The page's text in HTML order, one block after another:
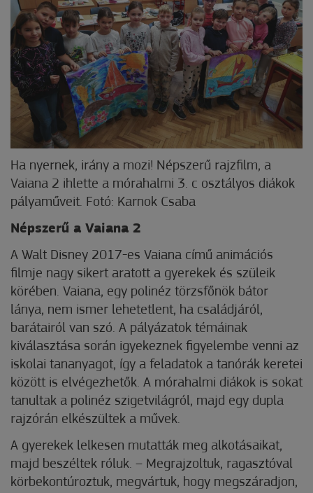
Ha nyernek, irány a mozi! Népszerű rajzfilm, a
Vaiana 2 ihlette a mórahalmi 3. c osztályos diákok
pályaműveit. Fotó: Karnok Csaba
Népszerű a Vaiana 2
A Walt Disney 2017-es Vaiana című animációs
filmje nagy sikert aratott a gyerekek és szüleik
körében. Vaiana, egy polinéz törzsfőnök bátor
lánya, nem ismer lehetetlent, ha családjáról,
barátairól van szó. A pályázatok témáinak
kiválasztása során igyekeznek figyelembe venni az
iskolai tananyagot, így a feladatok a tanórák keretei
között is elvégezhetők. A mórahalmi diákok is sokat
tanultak a polinéz szigetvilágról, majd egy dupla
rajzórán elkészültek a művek.
A gyerekek lelkesen mutatták meg alkotásaikat,
majd beszéltek róluk. – Megrajzoltuk, ragasztóval
körbekontúroztuk, megvártuk, hogy megszáradjon,